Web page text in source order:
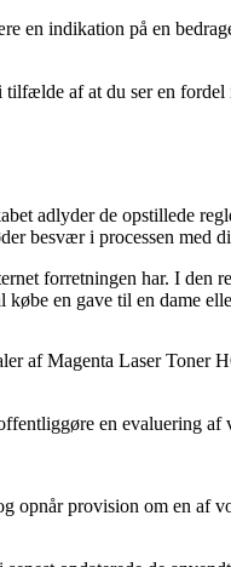
en indikation på en
af at du ser en
adlyder de opstillede
besvær i processen med
forretningen har. I den
en gave til en dame
af Magenta Laser Toner
en evaluering af
opnår provision om en af